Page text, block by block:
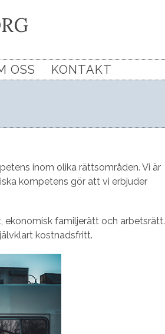
OSS KONTAKT
inom olika rättsområden. Vi är
kompetens gör att vi erbjuder
ekonomisk familjerätt och arbetsrätt.
kostnadsfritt.